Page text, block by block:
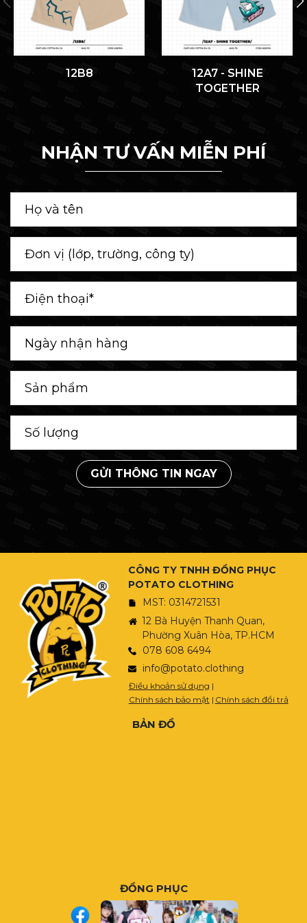
12B8
12A7 - SHINE
TOGETHER
NHẬN TƯ VẤN MIỄN PHÍ
GỬI THÔNG TIN NGAY
CÔNG TY TNHH ĐỒNG PHỤC
POTATO CLOTHING
MST: 0314721531
12 Bà Huyện Thanh Quan,
Phường Xuân Hòa, TP.HCM
078 608 6494
info@potato.clothing
Điều khoản sử dụng |
Chính sách bảo mật | Chính sách đổi trả
BẢN ĐỒ
ĐỒNG PHỤC